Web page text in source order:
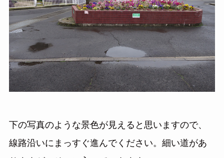
下の写真のような景色が見えると思いますので、
線路沿いにまっすぐ進んでください。細い道があ